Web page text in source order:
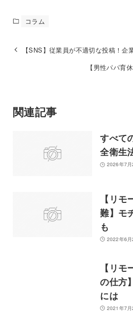
コラム
【SNS】従業員が不適切な投稿！
【男性パパ育
関連記事
すべて
全衛生
2026年7月
【リ
難】モ
も
2022年6月
【リ
の仕方
には
2021年7月